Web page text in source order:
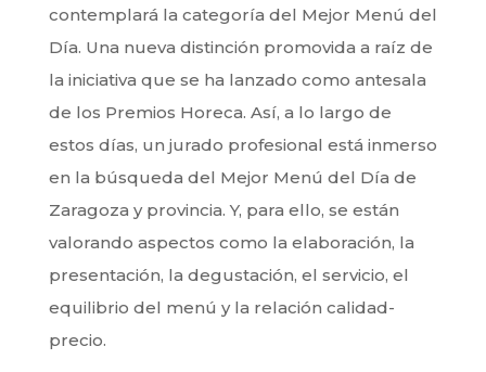
contemplará la categoría del Mejor Menú del
Día. Una nueva distinción promovida a raíz de
la iniciativa que se ha lanzado como antesala
de los Premios Horeca. Así, a lo largo de
estos días, un jurado profesional está inmerso
en la búsqueda del Mejor Menú del Día de
Zaragoza y provincia. Y, para ello, se están
valorando aspectos como la elaboración, la
presentación, la degustación, el servicio, el
equilibrio del menú y la relación calidad-
precio.